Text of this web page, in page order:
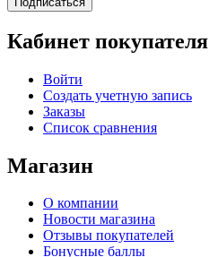
Кабинет покупателя
Войти
Создать учетную запись
Заказы
Список сравнения
Магазин
О компании
Новости магазина
Отзывы покупателей
Бонусные баллы